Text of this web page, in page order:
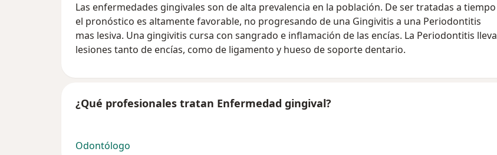
Las enfermedades gingivales son de alta prevalencia en la población. De ser tratadas a tiempo
el pronóstico es altamente favorable, no progresando de una Gingivitis a una Periodontitis
mas lesiva. Una gingivitis cursa con sangrado e inflamación de las encías. La Periodontitis lleva
lesiones tanto de encías, como de ligamento y hueso de soporte dentario.
¿Qué profesionales tratan Enfermedad gingival?
Odontólogo